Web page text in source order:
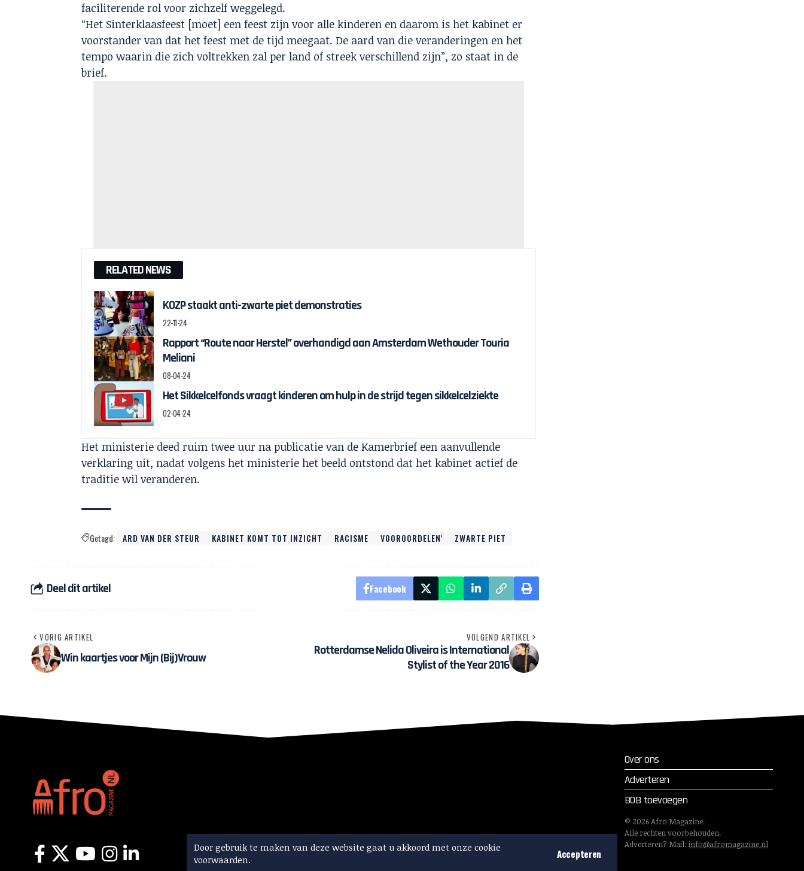
Door gebruik te maken van deze website gaat u akkoord met onze cookie
voorwaarden.
Accepteren
faciliterende rol voor zichzelf weggelegd.
“Het Sinterklaasfeest [moet] een feest zijn voor alle kinderen en daarom is het kabinet er
voorstander van dat het feest met de tijd meegaat. De aard van die veranderingen en het
tempo waarin die zich voltrekken zal per land of streek verschillend zijn”, zo staat in de
brief.
RELATED NEWS
KOZP staakt anti-zwarte piet demonstraties
22-11-24
Rapport “Route naar Herstel” overhandigd aan Amsterdam Wethouder Touria
Meliani
08-04-24
Het Sikkelcelfonds vraagt kinderen om hulp in de strijd tegen sikkelcelziekte
02-04-24
Het ministerie deed ruim twee uur na publicatie van de Kamerbrief een aanvullende
verklaring uit, nadat volgens het ministerie het beeld ontstond dat het kabinet actief de
traditie wil veranderen.
Getagd: ARD VAN DER STEUR KABINET KOMT TOT INZICHT RACISME VOOROORDELEN' ZWARTE PIET
Deel dit artikel Facebook
VORIG ARTIKEL
Win kaartjes voor Mijn (Bij)Vrouw
VOLGEND ARTIKEL
Rotterdamse Nelida Oliveira is International
Stylist of the Year 2016
Over ons
Adverteren
BOB toevoegen
© 2026Afro Magazine.
Alle rechten voorbehouden.
Adverteren? Mail: info@afromagazine.nl